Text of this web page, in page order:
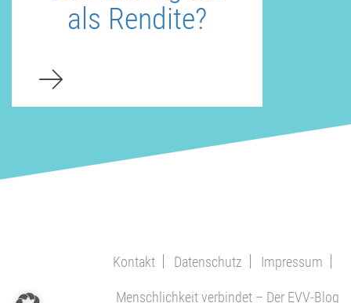
als Rendite?
Kontakt Datenschutz Impressum
Menschlichkeit verbindet – Der EVV-Blog